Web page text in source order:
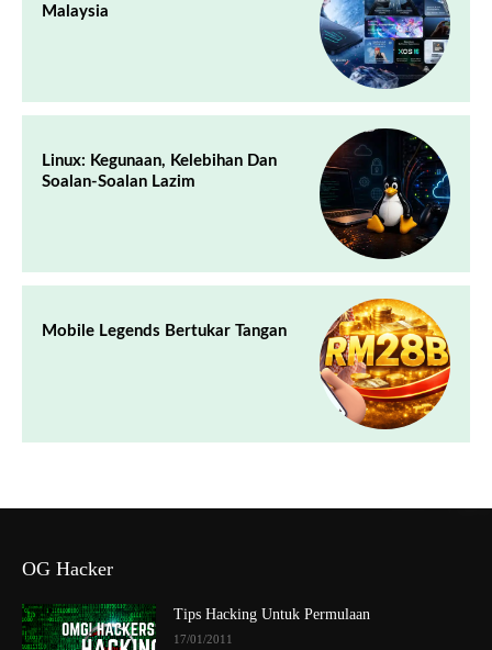
Malaysia
Linux: Kegunaan, Kelebihan Dan
Soalan-Soalan Lazim
Mobile Legends Bertukar Tangan
OG Hacker
Tips Hacking Untuk Permulaan
17/01/2011